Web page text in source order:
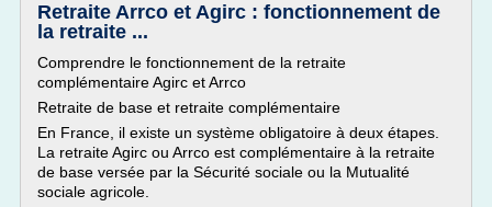
Retraite Arrco et Agirc : fonctionnement de
la retraite ...
Comprendre le fonctionnement de la retraite
complémentaire Agirc et Arrco
Retraite de base et retraite complémentaire
En France, il existe un système obligatoire à deux étapes.
La retraite Agirc ou Arrco est complémentaire à la retraite
de base versée par la Sécurité sociale ou la Mutualité
sociale agricole.